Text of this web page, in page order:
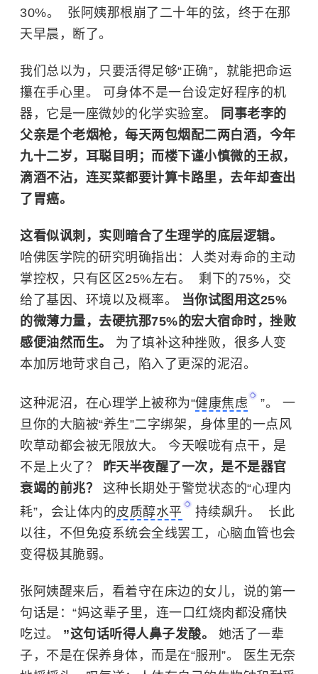
30%。 ​ 张阿姨那根崩了二十年的弦，终于在那
天早晨，断了。
我们总以为，只要活得足够“正确”，就能把命运
攥在手心里。 可身体不是一台设定好程序的机
器，它是一座微妙的化学实验室。
同事老李的
父亲是个老烟枪，每天两包烟配二两白酒，今年
九十二岁，耳聪目明；而楼下谨小慎微的王叔，
滴酒不沾，连买菜都要计算卡路里，去年却查出
了胃癌。
这看似讽刺，实则暗合了生理学的底层逻辑。
哈佛医学院的研究明确指出：人类对寿命的主动
掌控权，只有区区25%左右。 ​ 剩下的75%，交
给了基因、环境以及概率。
当你试图用这25%
的微薄力量，去硬抗那75%的宏大宿命时，挫败
感便油然而生。 为了填补这种挫败，很多人变
本加厉地苛求自己，陷入了更深的泥沼。
这种泥沼，在心理学上被称为“健康焦虑
”。 一
旦你的大脑被“养生”二字绑架，身体里的一点风
吹草动都会被无限放大。 今天喉咙有点干，是
不是上火了？ 昨天半夜醒了一次，是不是器官
衰竭的前兆？ 这种长期处于警觉状态的“心理内
耗”，会让体内的皮质醇水平
持续飙升。 ​ 长此
以往，不但免疫系统会全线罢工，心脑血管也会
变得极其脆弱。
张阿姨醒来后，看着守在床边的女儿，说的第一
句话是：“妈这辈子里，连一口红烧肉都没痛快
吃过。 ”这句话听得人鼻子发酸。 她活了一辈
子，不是在保养身体，而是在“服刑”。 医生无奈